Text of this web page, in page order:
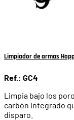
Limpiador de armas
Ref.: GC4
Limpia bajo los
carbón integrado
disparo.